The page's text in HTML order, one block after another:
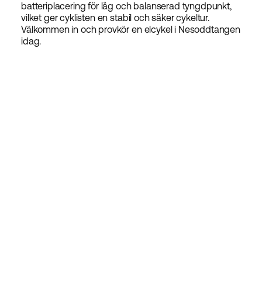
batteriplacering för låg och balanserad tyngdpunkt,
vilket ger cyklisten en stabil och säker cykeltur.
Välkommen in och provkör en elcykel i Nesoddtangen
idag.